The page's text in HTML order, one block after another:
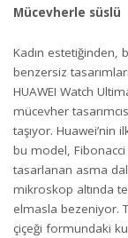
Mücevherle süslü
Kadın estetiğinden,
benzersiz
HUAWEI Watch
mücevher
taşıyor. Huawei’nin
bu model,
tasarlanan asma
mikroskop altında
elmasla bezeniyor.
çiçeği formundaki